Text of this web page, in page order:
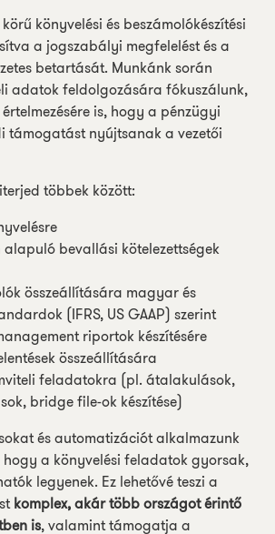
könyvelési és beszámolókészítési
a jogszabályi megfelelést és a
betartását. Munkánk során
adatok feldolgozására fókuszálunk,
is, hogy a pénzügyi
támogatást nyújtsanak a vezetői
többek között:
bevallási kötelezettségek
összeállítására magyar és
(IFRS, US GAAP) szerint
riportok készítésére
összeállítására
feladatokra (pl. átalakulások,
bridge file-ok készítése)
és automatizációt alkalmazunk
a könyvelési feladatok gyorsak,
legyenek. Ez lehetővé teszi a
komplex, akár több országot érintő
is, valamint támogatja a